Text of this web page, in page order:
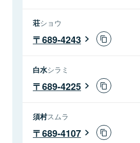
荘ショウ
689-4243
白水シラミ
689-4225
須村スムラ
689-4107